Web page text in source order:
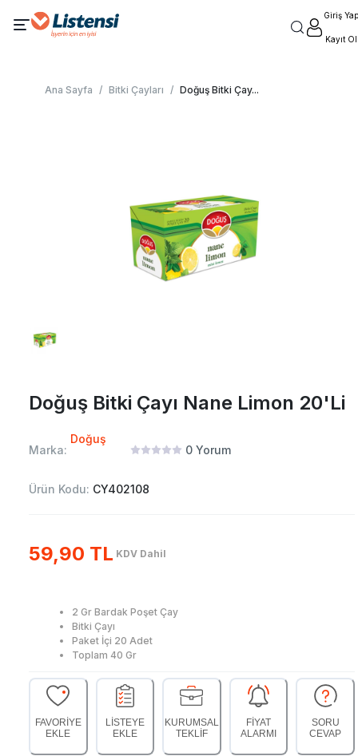
Giriş Yap
Kayıt Ol
Ana Sayfa / Bitki Çayları / Doğuş Bitki Çay...
Doğuş Bitki Çayı Nane Limon 20'Li
Marka:
Doğuş
0 Yorum
Ürün Kodu: CY402108
59,90 TL KDV Dahil
2 Gr Bardak Poşet Çay
Bitki Çayı
Paket İçi 20 Adet
Toplam 40 Gr
FAVORİYE
EKLE
LİSTEYE
EKLE
KURUMSAL
TEKLİF
FİYAT
ALARMI
SORU
CEVAP